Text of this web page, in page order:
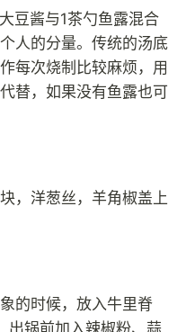
豆酱与1茶勺鱼露混合
人的分量。传统的汤底
每次烧制比较麻烦，用
替，如果没有鱼露也可
，洋葱丝，羊角椒盖上
的时候，放入牛里脊
出锅前加入辣椒粉、蒜